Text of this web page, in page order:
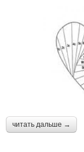
читать дальше →